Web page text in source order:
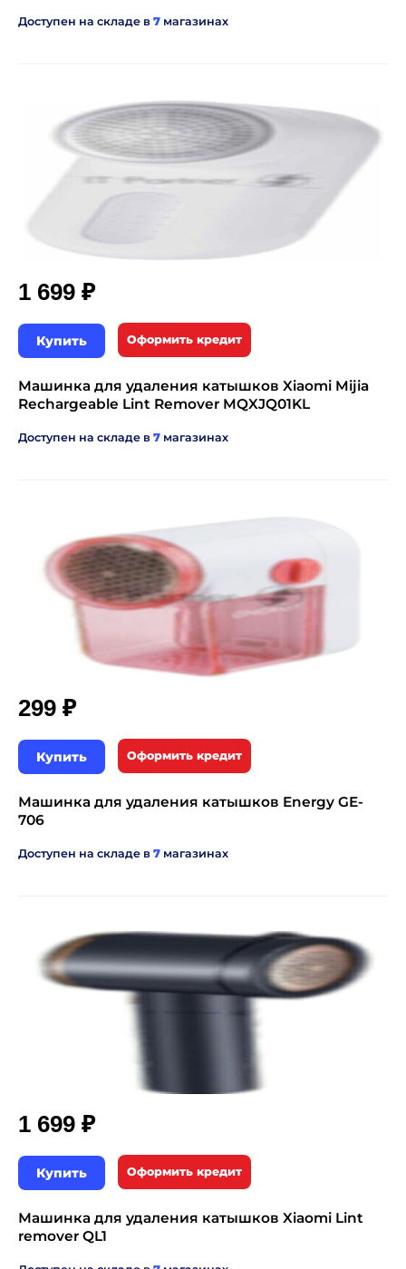
Доступен на складе в 7 магазинах
1 699 ₽
Купить Оформить кредит
Машинка для удаления катышков Xiaomi Mijia
Rechargeable Lint Remover MQXJQ01KL
Доступен на складе в 7 магазинах
299 ₽
Купить Оформить кредит
Машинка для удаления катышков Energy GE-
706
Доступен на складе в 7 магазинах
1 699 ₽
Купить Оформить кредит
Машинка для удаления катышков Xiaomi Lint
remover QL1